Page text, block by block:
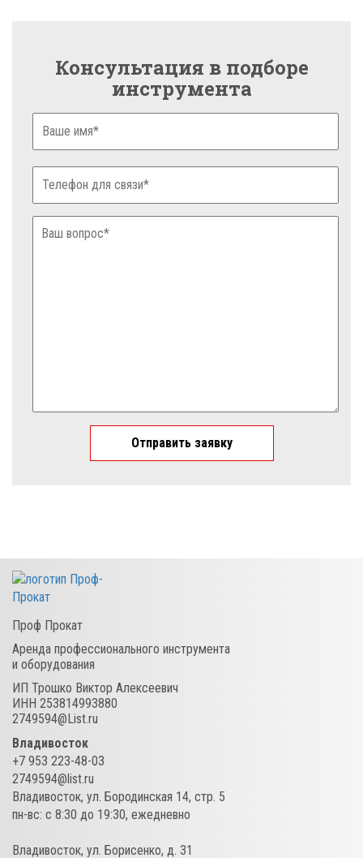
Консультация в подборе
инструмента
Проф Прокат
Аренда профессионального инструмента
и оборудования
ИП Трошко Виктор Алексеевич
ИНН 253814993880
2749594@List.ru
Владивосток
+7 953 223-48-03
2749594@list.ru
Владивосток, ул. Бородинская 14, стр. 5
пн-вс: c 8:30 до 19:30, ежедневно
Владивосток, ул. Борисенко, д. 31